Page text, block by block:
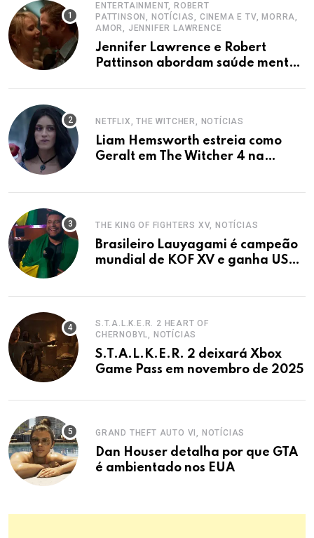
ENTERTAINMENT, ROBERT
PATTINSON, NOTÍCIAS, CINEMA E TV, MORRA,
AMOR, JENNIFER LAWRENCE
Jennifer Lawrence e Robert
Pattinson abordam saúde mental
NETFLIX, THE WITCHER, NOTÍCIAS
Liam Hemsworth estreia como
Geralt em The Witcher 4 na
THE KING OF FIGHTERS XV, NOTÍCIAS
Brasileiro Lauyagami é campeão
mundial de KOF XV e ganha US$
S.T.A.L.K.E.R. 2 HEART OF
CHERNOBYL, NOTÍCIAS
S.T.A.L.K.E.R. 2 deixará Xbox
Game Pass em novembro de 2025
GRAND THEFT AUTO VI, NOTÍCIAS
Dan Houser detalha por que GTA
é ambientado nos EUA